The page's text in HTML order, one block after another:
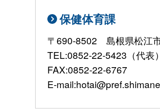
保健体育課
〒690-8502 島根県松江
TEL:0852-22-5423（代表）
FAX:0852-22-6767
E-